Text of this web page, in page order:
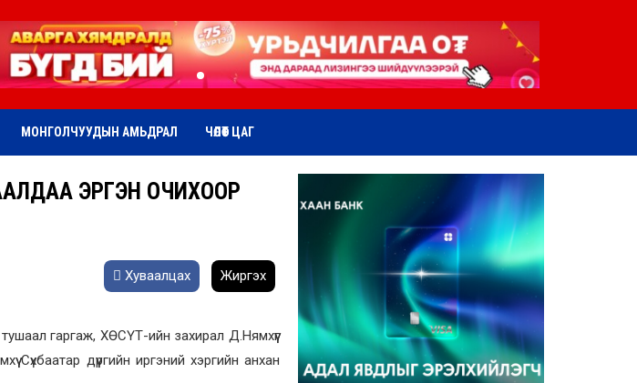
МОНГОЛЧУУДЫН АМЬДРАЛ ЧӨЛӨӨТ ЦАГ
ЭРГЭН ОЧИХООР
Хуваалцах Жиргэх
гаргаж, ХӨСҮТ-ийн захирал Д.Нямхүүг
дүүргийн иргэний хэргийн анхан